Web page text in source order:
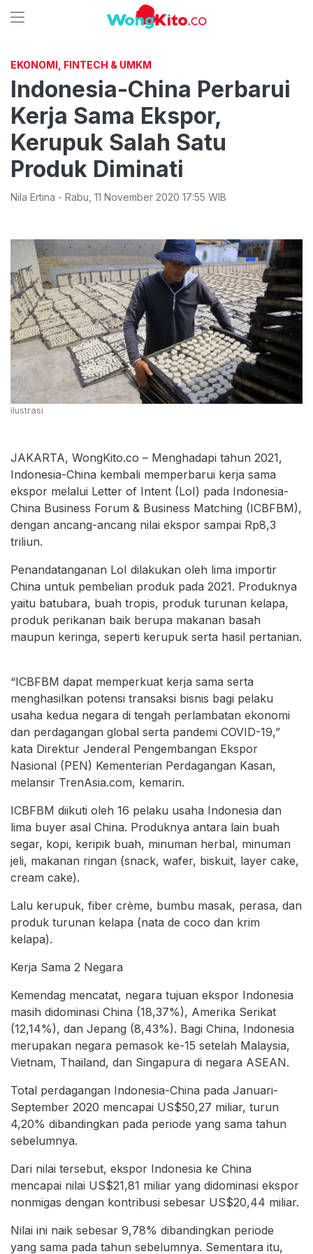
EKONOMI, FINTECH & UMKM
Indonesia-China Perbarui
Kerja Sama Ekspor,
Kerupuk Salah Satu
Produk Diminati
Nila Ertina - Rabu 11 November 2020 17:55 WIB
ilustrasi
JAKARTA, WongKito.co – Menghadapi tahun 2021,
Indonesia-China kembali memperbarui kerja sama
ekspor melalui Letter of Intent (LoI) pada Indonesia-
China Business Forum & Business Matching (ICBFBM),
dengan ancang-ancang nilai ekspor sampai Rp8,3
triliun.
Penandatanganan LoI dilakukan oleh lima importir
China untuk pembelian produk pada 2021. Produknya
yaitu batubara, buah tropis, produk turunan kelapa,
produk perikanan baik berupa makanan basah
maupun keringa, seperti kerupuk serta hasil pertanian.
“ICBFBM dapat memperkuat kerja sama serta
menghasilkan potensi transaksi bisnis bagi pelaku
usaha kedua negara di tengah perlambatan ekonomi
dan perdagangan global serta pandemi COVID-19,”
kata Direktur Jenderal Pengembangan Ekspor
Nasional (PEN) Kementerian Perdagangan Kasan,
melansir TrenAsia.com, kemarin.
ICBFBM diikuti oleh 16 pelaku usaha Indonesia dan
lima buyer asal China. Produknya antara lain buah
segar, kopi, keripik buah, minuman herbal, minuman
jeli, makanan ringan (snack, wafer, biskuit, layer cake,
cream cake).
Lalu kerupuk, fiber crème, bumbu masak, perasa, dan
produk turunan kelapa (nata de coco dan krim
kelapa).
Kerja Sama 2 Negara
Kemendag mencatat, negara tujuan ekspor Indonesia
masih didominasi China (18,37%), Amerika Serikat
(12,14%), dan Jepang (8,43%). Bagi China, Indonesia
merupakan negara pemasok ke-15 setelah Malaysia,
Vietnam, Thailand, dan Singapura di negara ASEAN.
Total perdagangan Indonesia-China pada Januari-
September 2020 mencapai US$50,27 miliar, turun
4,20% dibandingkan pada periode yang sama tahun
sebelumnya.
Dari nilai tersebut, ekspor Indonesia ke China
mencapai nilai US$21,81 miliar yang didominasi ekspor
nonmigas dengan kontribusi sebesar US$20,44 miliar.
Nilai ini naik sebesar 9,78% dibandingkan periode
yang sama pada tahun sebelumnya. Sementara itu,